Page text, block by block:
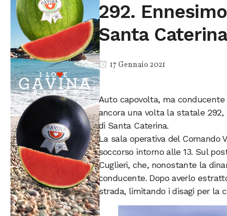
292.
Santa
17 Gennaio 2021
Auto capovolta, ma
ancora una volta la statale
di Santa Caterina.
La sala operativa del Comando
soccorso intorno alle 13. Sul
Cuglieri, che, nonostante la
conducente. Dopo averlo
strada, limitando i disagi per la